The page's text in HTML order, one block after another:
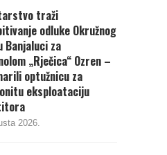
traži
odluke Okružnog
Banjaluci za
„Rječica“ Ozren –
optužnicu za
eksploataciju
2026.